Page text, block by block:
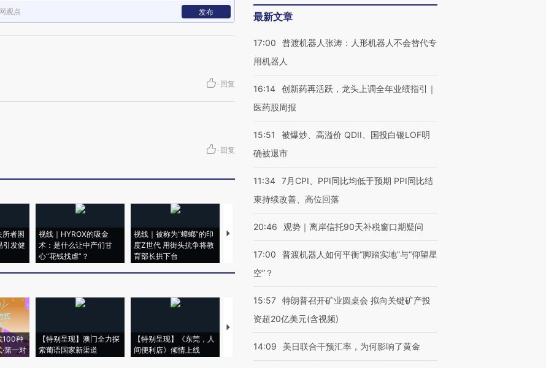
观点 发布
· 回复
· 回复
所者困
引发健
视线｜HYROX的吸金
术：是什么让中产们甘
心“花钱找虐”？
视线｜被称为“蟑螂”的印
度Z世代 用街头抗争将教
育部长拱下台
视线｜“入侵”还是“人道危
飞地休达
湖北宜昌局部短时降雨
4000人
哈尔滨遭遇短时极端强降
米
100种
第一对
【特别呈现】澳门全力探
索葡语国家新渠道
【特别呈现】《东莞，人
间便利店》倾情上线
【推广】走进第四届链博
有意思的生活方式·第三对
住三大增长引擎是什么？
最新文章
17:00
普渡机器人张涛：人形机器人不会替代专
用机器人
16:14 创新药再活跃，龙头上调全年业绩指引｜
医药股周报
15:51
被爆炒、高溢价 QDII、国投白银LOF明
确被退市
11:34 7月CPI、PPI同比均低于预期 PPI同比结
束持续改善、高位回落
20:46 观势｜离岸信托90天补税窗口期疑问
17:00
普渡机器人如何平衡“脚踏实地”与“仰望星
空”？
15:57 特朗普召开矿业圆桌会 拟向关键矿产投
资超20亿美元(含视频)
14:09 美日联合干预汇率，为何影响了黄金